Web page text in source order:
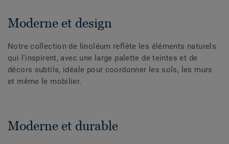
Moderne et design
Notre collection de linoléum reflète les éléments naturels
qui l'inspirent, avec une large palette de teintes et de
décors subtils, idéale pour coordonner les sols, les murs
et même le mobilier.
Moderne et durable